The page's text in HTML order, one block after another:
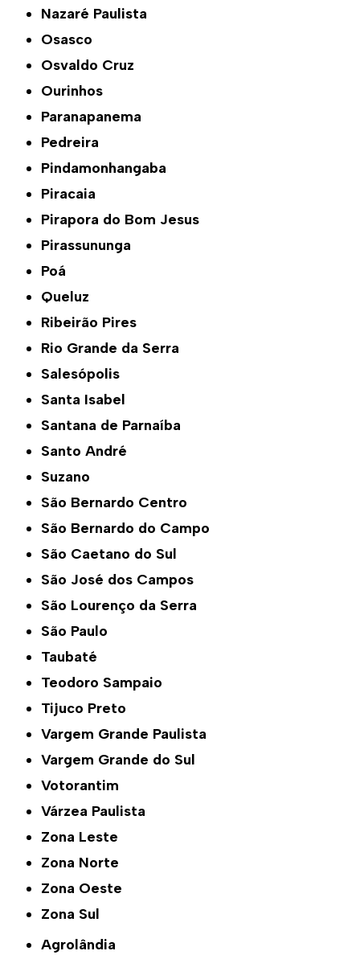
Nazaré Paulista
Osasco
Osvaldo Cruz
Ourinhos
Paranapanema
Pedreira
Pindamonhangaba
Piracaia
Pirapora do Bom Jesus
Pirassununga
Poá
Queluz
Ribeirão Pires
Rio Grande da Serra
Salesópolis
Santa Isabel
Santana de Parnaíba
Santo André
Suzano
São Bernardo Centro
São Bernardo do Campo
São Caetano do Sul
São José dos Campos
São Lourenço da Serra
São Paulo
Taubaté
Teodoro Sampaio
Tijuco Preto
Vargem Grande Paulista
Vargem Grande do Sul
Votorantim
Várzea Paulista
Zona Leste
Zona Norte
Zona Oeste
Zona Sul
Agrolândia